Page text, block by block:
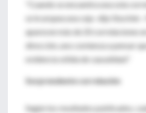
"Cuando se encuentra una sola
se le arquea una ceja -dijo Stuckler-.
aparecen más de 20 correlaciones
dirección, uno comienza a pensar
evidencia sólida de causalidad."
Sorprendente correlación
Según los resultados publicados,